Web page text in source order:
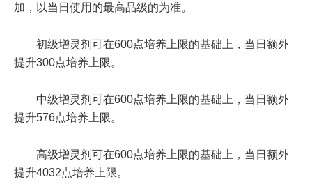
加，以当日使用的最高品级的为准。
初级增灵剂可在600点培养上限的基础上，当日额外
提升300点培养上限。
中级增灵剂可在600点培养上限的基础上，当日额外
提升576点培养上限。
高级增灵剂可在600点培养上限的基础上，当日额外
提升4032点培养上限。